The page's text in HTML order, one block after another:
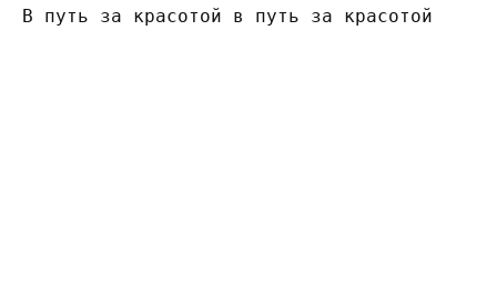
В путь за красотой в путь за красотой